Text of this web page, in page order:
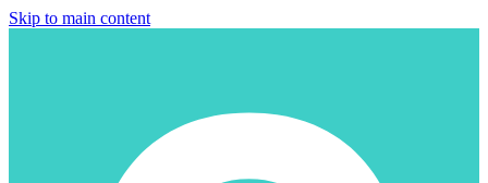
Skip to main content